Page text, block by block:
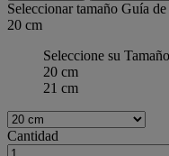
Seleccionar tamaño Guía de
20 cm
Seleccione su Tamaño
20 cm
21 cm
Cantidad